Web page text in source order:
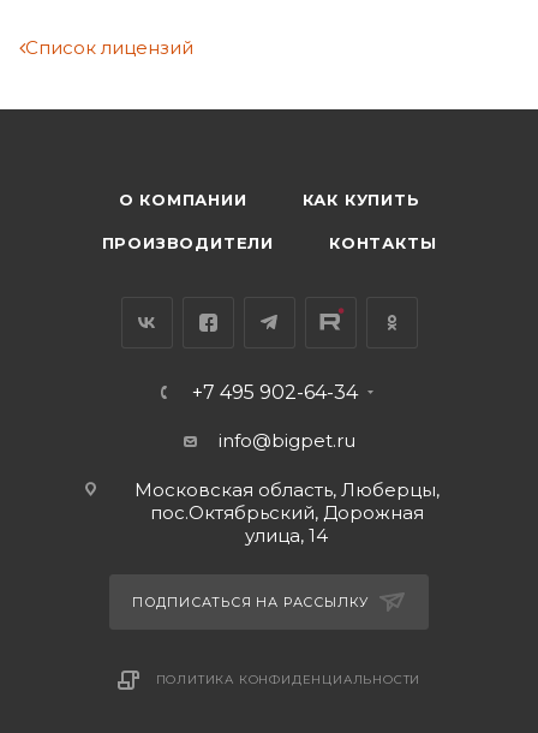
Список лицензий
О КОМПАНИИ КАК КУПИТЬ
ПРОИЗВОДИТЕЛИ КОНТАКТЫ
+7 495 902-64-34
info@bigpet.ru
Московская область, Люберцы,
пос.Октябрьский, Дорожная
улица, 14
ПОДПИСАТЬСЯ НА РАССЫЛКУ
ПОЛИТИКА КОНФИДЕНЦИАЛЬНОСТИ